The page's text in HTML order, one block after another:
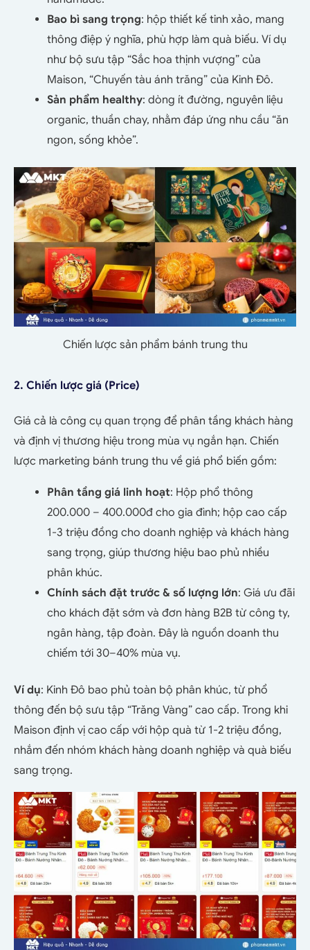
Bao bì sang trọng: hộp thiết kế tinh xảo, mang
thông điệp ý nghĩa, phù hợp làm quà biếu. Ví dụ
như bộ sưu tập “Sắc hoa thịnh vượng” của
Maison, “Chuyến tàu ánh trăng” của Kinh Đô.
Sản phẩm healthy: dòng ít đường, nguyên liệu
organic, thuần chay, nhằm đáp ứng nhu cầu “ăn
ngon, sống khỏe”.
Chiến lược sản phẩm bánh trung thu
2. Chiến lược giá (Price)
Giá cả là công cụ quan trọng để phân tầng khách hàng
và định vị thương hiệu trong mùa vụ ngắn hạn. Chiến
lược marketing bánh trung thu về giá phổ biến gồm:
Phân tầng giá linh hoạt: Hộp phổ thông
200.000 – 400.000đ cho gia đình; hộp cao cấp
1-3 triệu đồng cho doanh nghiệp và khách hàng
sang trọng, giúp thương hiệu bao phủ nhiều
phân khúc.
Chính sách đặt trước & số lượng lớn: Giá ưu đãi
cho khách đặt sớm và đơn hàng B2B từ công ty,
ngân hàng, tập đoàn. Đây là nguồn doanh thu
chiếm tới 30–40% mùa vụ.
Ví dụ: Kinh Đô bao phủ toàn bộ phân khúc, từ phổ
thông đến bộ sưu tập “Trăng Vàng” cao cấp. Trong khi
Maison định vị cao cấp với hộp quà từ 1-2 triệu đồng,
nhắm đến nhóm khách hàng doanh nghiệp và quà biếu
sang trọng.